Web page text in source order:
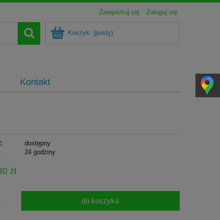
Zarejestruj się Zaloguj się
Koszyk: (pusty)
Kontakt
dostępny
24 godziny
zł
do koszyka